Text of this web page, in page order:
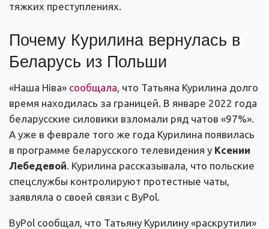
тяжких преступлениях.
Почему Курилина вернулась в
Беларусь из Польши
«Наша Ніва» сообщала , что Татьяна Курилина долго
время находилась за границей. В январе 2022 года
беларусские силовики взломали ряд чатов «97%».
А уже в феврале того же года Курилина появилась
в программе беларусского телевидения у Ксении
Лебедевой . Курилина рассказывала, что польские
спецслужбы контролируют протестные чаты,
заявляла о своей связи с ByPol.
ByPol сообщал, что Татьяну Курилину «раскрутили»